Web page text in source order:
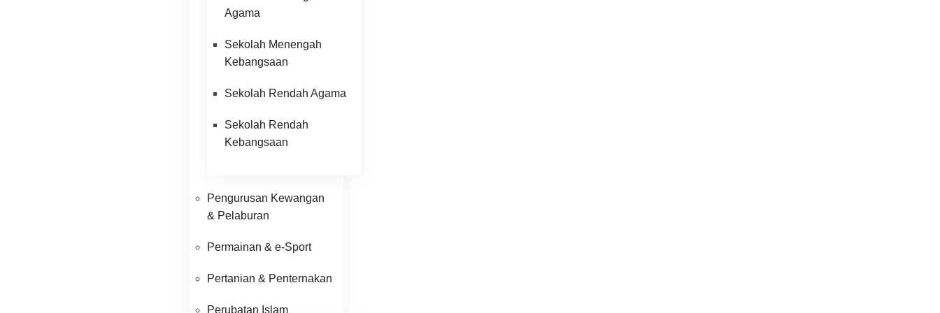
Agama
Sekolah Menengah
Kebangsaan
Sekolah Rendah Agama
Sekolah Rendah
Kebangsaan
Pengurusan Kewangan
& Pelaburan
Permainan & e-Sport
Pertanian & Penternakan
Perubatan Islam